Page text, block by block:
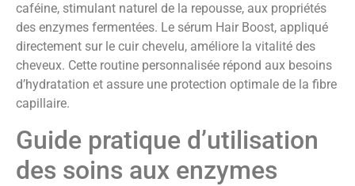
caféine, stimulant naturel de la repousse, aux propriétés
des enzymes fermentées. Le sérum Hair Boost, appliqué
directement sur le cuir chevelu, améliore la vitalité des
cheveux. Cette routine personnalisée répond aux besoins
d’hydratation et assure une protection optimale de la fibre
capillaire.
Guide pratique d’utilisation
des soins aux enzymes